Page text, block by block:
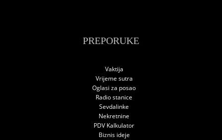
PREPORUKE
Vaktija
Vrijeme sutra
Oglasi za posao
Radio stanice
Sevdalinke
Nekretnine
PDV Kalkulator
Biznis ideje